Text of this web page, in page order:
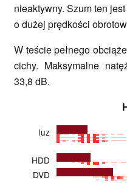
nieaktywny. Szum ten
o dużej prędkości
W teście pełnego
cichy. Maksymalne
33,8 dB.
luz
HDD
DVD